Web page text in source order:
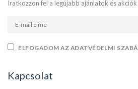
Iratkozzon fel a legújabb ajánlatok és
ELFOGADOM AZ ADATVÉDELMI
Kapcsolat